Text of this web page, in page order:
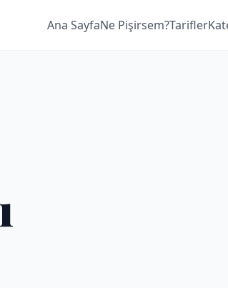
Ana SayfaNe Pişirsem?Tarifler